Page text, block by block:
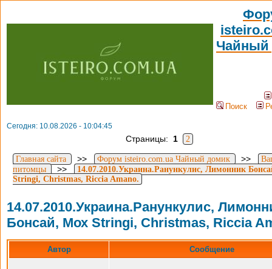
Чайный
Поиск
Сегодня: 10.08.2026 - 10:04:45
Страницы: 1 2
Главная сайта >> Форум isteiro.com.ua Чайный домик >>
питомцы
>>
14.07.2010.Украина.Ранункулис, Лимонник
Stringi, Christmas, Riccia Amano.
14.07.2010.Украина.Ранункулис,
Бонсай, Мох Stringi, Christmas, Riccia
Автор Сообщение